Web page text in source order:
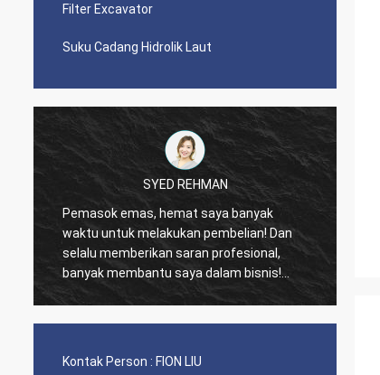
Filter Excavator
Suku Cadang Hidrolik Laut
SYED REHMAN
Pemasok emas, hemat saya banyak
waktu untuk melakukan pembelian! Dan
selalu memberikan saran profesional,
banyak membantu saya dalam bisnis!
Terima kasih! Semuanya dalam urutan
Kontak Person : FION LIU